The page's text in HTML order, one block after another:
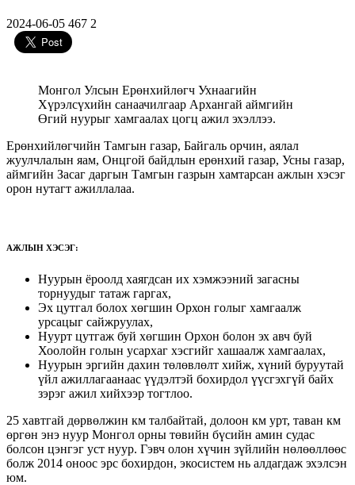
2024-06-05 467 2
Монгол Улсын Ерөнхийлөгч Ухнаагийн
Хүрэлсүхийн санаачилгаар Архангай аймгийн
Өгий нуурыг хамгаалах цогц ажил эхэллээ.
Ерөнхийлөгчийн Тамгын газар, Байгаль орчин, аялал
жуулчлалын яам, Онцгой байдлын ерөнхий газар, Усны газар,
аймгийн Засаг даргын Тамгын газрын хамтарсан ажлын хэсэг
орон нутагт ажиллалаа.
АЖЛЫН ХЭСЭГ:
Нуурын ёроолд хаягдсан их хэмжээний загасны
торнуудыг татаж гаргах,
Эх цутгал болох хөгшин Орхон голыг хамгаалж
урсацыг сайжруулах,
Нуурт цутгаж буй хөгшин Орхон болон эх авч буй
Хоолойн голын усархаг хэсгийг хашаалж хамгаалах,
Нуурын эргийн дахин төлөвлөлт хийж, хүний буруутай
үйл ажиллагаанаас үүдэлтэй бохирдол үүсгэхгүй байх
зэрэг ажил хийхээр тогтлоо.
25 хавтгай дөрвөлжин км талбайтай, долоон км урт, таван км
өргөн энэ нуур Монгол орны төвийн бүсийн амин судас
болсон цэнгэг уст нуур. Гэвч олон хүчин зүйлийн нөлөөллөөс
болж 2014 оноос эрс бохирдон, экосистем нь алдагдаж эхэлсэн
юм.